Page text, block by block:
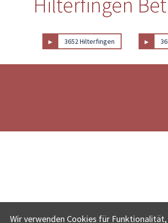
▸ 3652 Hilterfingen ▸
Wir verwenden Cookies für